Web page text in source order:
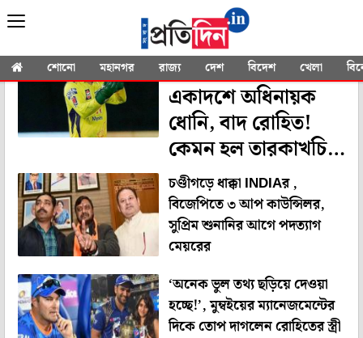
শোনো মহানগর রাজ্য দেশ বিদেশ খেলা
YOU SEARCHED FOR"Mumbai Indians"
আইপিএলের সেরা
একাদশে অধিনায়ক
ধোনি, বাদ রোহিত!
কেমন হল তারকাখচিত
দল?
চণ্ডীগড়ে ধাক্কা INDIAর ,
বিজেপিতে ৩ আপ কাউন্সিলর,
সুপ্রিম শুনানির আগে পদত্যাগ
মেয়রের
‘অনেক ভুল তথ্য ছড়িয়ে দেওয়া
হচ্ছে!’, মুম্বইয়ের ম্যানেজমেন্টের
দিকে তোপ দাগলেন রোহিতের স্ত্রী